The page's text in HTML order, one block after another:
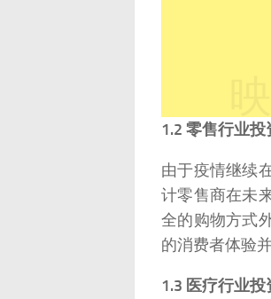
1.2 零售行业投
由于疫情继续
计零售商在未
全的购物方式
的消费者体验
1.3 医疗行业投